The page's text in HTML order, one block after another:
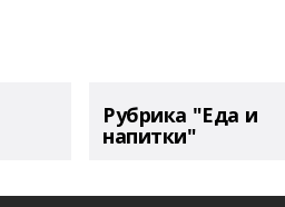
Рубрика "Еда и
напитки"